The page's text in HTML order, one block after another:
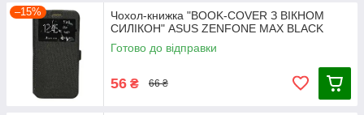
–15%
Чохол-книжка "BOOK-COVER З ВІКНОМ
СИЛІКОН" ASUS ZENFONE MAX BLACK
Готово до відправки
56 ₴ 66 ₴